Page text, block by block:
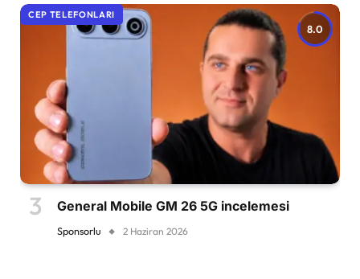
8.0
CEP TELEFONLARI
General Mobile GM 26 5G incelemesi
Sponsorlu 2 Haziran 2026